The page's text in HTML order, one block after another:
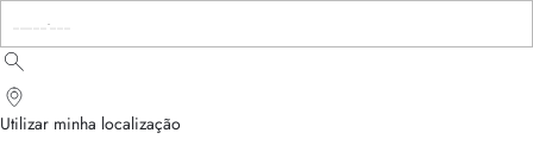
Utilizar minha localização